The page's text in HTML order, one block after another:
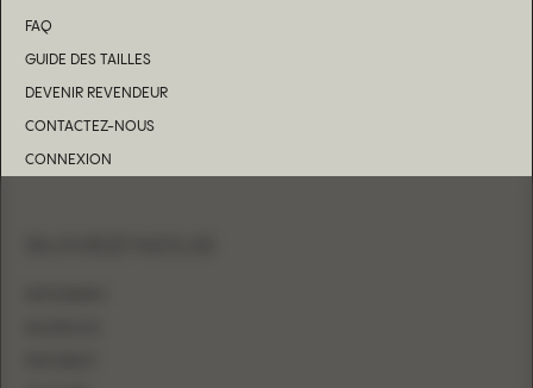
FAQ
GUIDE DES TAILLES
DEVENIR REVENDEUR
CONTACTEZ-NOUS
CONNEXION